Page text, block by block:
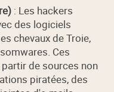
: Les hackers
des logiciels
chevaux de Troie,
Ces
de sources non
piratées, des